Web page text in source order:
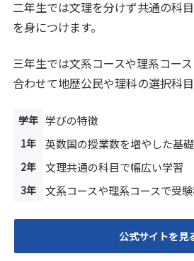
二年生では文理を分けず共通の科
を身につけます。
三年生では文系コースや理系コー
合わせて地歴公民や理科の選択科目
学年 学びの特徴
1年 英数国の授業数を増やした基
2年 文理共通の科目で幅広い学習
3年 文系コースや理系コースで受
公式サイトを見